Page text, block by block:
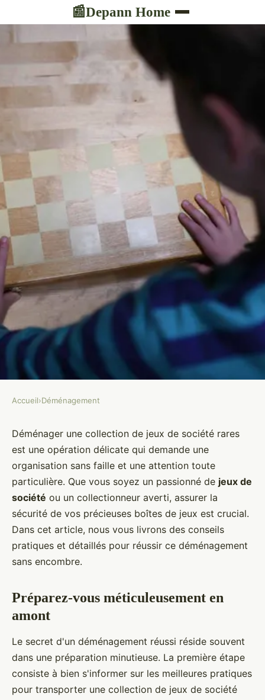
📰Depann Home
DÉMÉNAGEMENT
Quels sont les conseils pour
déménager une collection de
jeux de société rares ?
Éva•5 juin 2024 •5 min de lecture
Accueil›Déménagement
Déménager une collection de jeux de société rares
est une opération délicate qui demande une
organisation sans faille et une attention toute
particulière. Que vous soyez un passionné de jeux de
société ou un collectionneur averti, assurer la
sécurité de vos précieuses boîtes de jeux est crucial.
Dans cet article, nous vous livrons des conseils
pratiques et détaillés pour réussir ce déménagement
sans encombre.
Préparez-vous méticuleusement en
amont
Le secret d'un déménagement réussi réside souvent
dans une préparation minutieuse. La première étape
consiste à bien s'informer sur les meilleures pratiques
pour transporter une collection de jeux de société